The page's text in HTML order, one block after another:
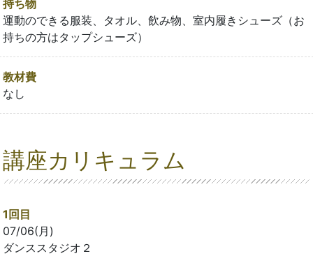
持ち物
運動のできる服装、タオル、飲み物、室内履きシューズ（お
持ちの方はタップシューズ）
教材費
なし
講座カリキュラム
1回目
07/06(月)
ダンススタジオ２